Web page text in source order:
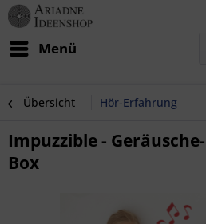
Menü
Übersicht Hör-Erfahrung
Impuzzible -
Box